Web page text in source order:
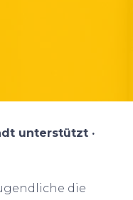
unterstützt ·
die